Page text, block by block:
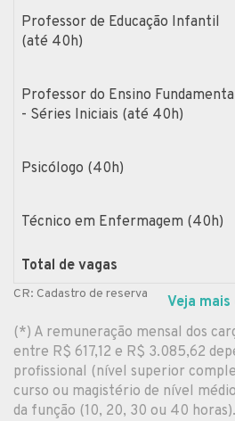
Professor de Educação Infantil
(até 40h)
Professor do Ensino
- Séries Iniciais (até 40h)
Psicólogo (40h)
Técnico em Enfermagem (40h)
Total de vagas
CR: Cadastro de reserva Veja
(*) A remuneração mensal dos
entre R$ 617,12 e R$ 3.085,62
profissional (nível superior
curso ou magistério de nível
da função (10, 20, 30 ou 40 horas).